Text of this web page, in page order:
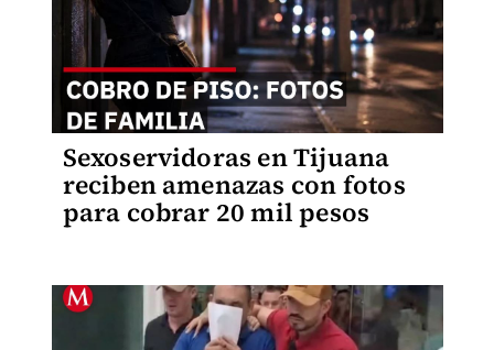
Sexoservidoras en Tijuana
reciben amenazas con fotos
para cobrar 20 mil pesos